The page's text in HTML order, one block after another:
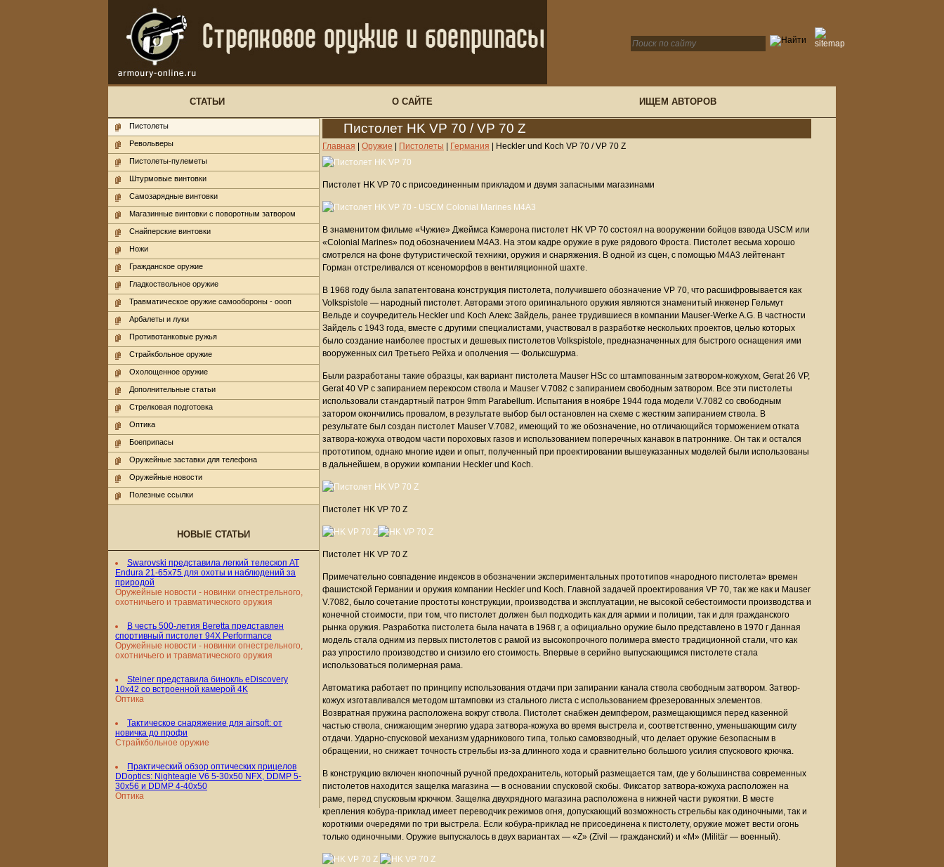
СТАТЬИ О САЙТЕ ИЩЕМ АВТОРОВ
Пистолет HK VP 70 / VP 70 Z
Главная Оружие Пистолеты Германия Heckler und Koch VP 70 / VP 70 Z
Пистолет HK VP 70 с присоединенным прикладом и двумя запасными магазинами
В знаменитом фильме «Чужие» Джеймса Кэмерона пистолет HK VP 70 состоял на вооружении бойцов взвода USCM или
«Colonial Marines» под обозначением M4A3. На этом кадре оружие в руке рядового Фроста. Пистолет весьма хорошо
смотрелся на фоне футуристической техники, оружия и снаряжения. В одной из сцен, с помощью M4A3 лейтенант
Горман отстреливался от ксеноморфов в вентиляционной шахте.
В 1968 году была запатентована конструкция пистолета, получившего обозначение VP 70, что расшифровывается как
Volkspistole — народный пистолет. Авторами этого оригинального оружия являются знаменитый инженер Гельмут
Вельде и соучредитель Heckler und Koch Алекс Зайдель, ранее трудившиеся в компании Mauser-Werke A.G. В частности
Зайдель с 1943 года, вместе с другими специалистами, участвовал в разработке нескольких проектов, целью которых
было создание наиболее простых и дешевых пистолетов Volkspistole, предназначенных для быстрого оснащения ими
вооруженных сил Третьего Рейха и ополчения — Фольксшурма.
Были разработаны такие образцы, как вариант пистолета Mauser HSc со штампованным затвором-кожухом, Gerat 26 VP,
Gerat 40 VP с запиранием перекосом ствола и Mauser V.7082 с запиранием свободным затвором. Все эти пистолеты
использовали стандартный патрон 9mm Parabellum. Испытания в ноябре 1944 года модели V.7082 со свободным
затором окончились провалом, в результате выбор был остановлен на схеме с жестким запиранием ствола. В
результате был создан пистолет Mauser V.7082, имеющий то же обозначение, но отличающийся торможением отката
затвора-кожуха отводом части пороховых газов и использованием поперечных канавок в патроннике. Он так и остался
прототипом, однако многие идеи и опыт, полученный при проектировании вышеуказанных моделей были использованы
в дальнейшем, в оружии компании Heckler und Koch.
Пистолет HK VP 70 Z
Пистолет HK VP 70 Z
Примечательно совпадение индексов в обозначении экспериментальных прототипов «народного пистолета» времен
фашистской Германии и оружия компании Heckler und Koch. Главной задачей проектирования VP 70, так же как и Mauser
V.7082, было сочетание простоты конструкции, производства и эксплуатации, не высокой себестоимости производства и
конечной стоимости, при том, что пистолет должен был подходить как для армии и полиции, так и для гражданского
рынка оружия. Разработка пистолета была начата в 1968 г, а официально оружие было представлено в 1970 г Данная
модель стала одним из первых пистолетов с рамой из высокопрочного полимера вместо традиционной стали, что как
раз упростило производство и снизило его стоимость. Впервые в серийно выпускающимся пистолете стала
использоваться полимерная рама.
Автоматика работает по принципу использования отдачи при запирании канала ствола свободным затвором. Затвор-
кожух изготавливался методом штамповки из стального листа с использованием фрезерованных элементов.
Возвратная пружина расположена вокруг ствола. Пистолет снабжен демпфером, размещающимся перед казенной
частью ствола, снижающим энергию удара затвора-кожуха во время выстрела и, соответственно, уменьшающим силу
отдачи. Ударно-спусковой механизм ударникового типа, только самовзводный, что делает оружие безопасным в
обращении, но снижает точность стрельбы из-за длинного хода и сравнительно большого усилия спускового крючка.
В конструкцию включен кнопочный ручной предохранитель, который размещается там, где у большинства современных
пистолетов находится защелка магазина — в основании спусковой скобы. Фиксатор затвора-кожуха расположен на
раме, перед спусковым крючком. Защелка двухрядного магазина расположена в нижней части рукоятки. В месте
крепления кобура-приклад имеет переводчик режимов огня, допускающий возможность стрельбы как одиночными, так и
короткими очередями по три выстрела. Если кобура-приклад не присоединена к пистолету, оружие может вести огонь
только одиночными. Оружие выпускалось в двух вариантах — «Z» (Zivil — гражданский) и «M» (Militär — военный).
Пистолеты
Револьверы
Пистолеты-пулеметы
Штурмовые винтовки
Самозарядные винтовки
Магазинные винтовки с поворотным затвором
Снайперские винтовки
Ножи
Гражданское оружие
Гладкоствольное оружие
Травматическое оружие самообороны - оооп
Арбалеты и луки
Противотанковые ружья
Страйкбольное оружие
Охолощенное оружие
Дополнительные статьи
Стрелковая подготовка
Оптика
Боеприпасы
Оружейные заставки для телефона
Оружейные новости
Полезные ссылки
НОВЫЕ СТАТЬИ
Swarovski представила легкий телескоп AT
Endura 21-65x75 для охоты и наблюдений за
природой
Оружейные новости - новинки огнестрельного,
охотничьего и травматического оружия
В честь 500-летия Beretta представлен
спортивный пистолет 94X Performance
Оружейные новости - новинки огнестрельного,
охотничьего и травматического оружия
Steiner представила бинокль eDiscovery
10x42 со встроенной камерой 4K
Оптика
Тактическое снаряжение для airsoft: от
новичка до профи
Страйкбольное оружие
Практический обзор оптических прицелов
DDoptics: Nighteagle V6 5-30x50 NFX, DDMP 5-
30x56 и DDMP 4-40x50
Оптика